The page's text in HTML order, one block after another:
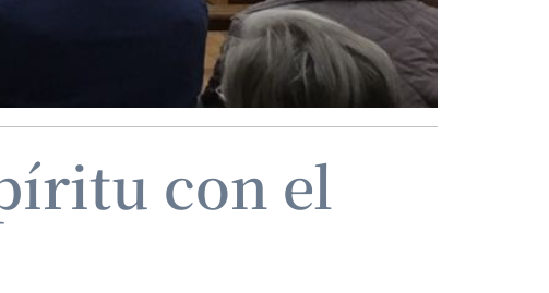
con el